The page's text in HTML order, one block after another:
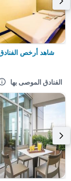
شاهد أرخص
الفنادق الموصى بها